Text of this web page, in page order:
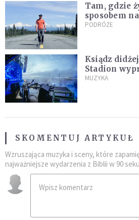
Tam, gdzie
sposobem
tygodnie na
PODRÓŻE
Ksiądz
Stadion
MUZYKA
SKOMENTUJ ARTYKUŁ
Wzruszająca muzyka i sceny, które
najważniejsze wydarzenia z Biblii w 90